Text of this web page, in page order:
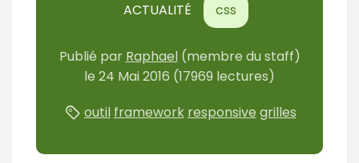
ACTUALITÉ css
Publié par Raphael (membre du staff)
le 24 Mai 2016 (17969 lectures)
outil framework responsive grilles